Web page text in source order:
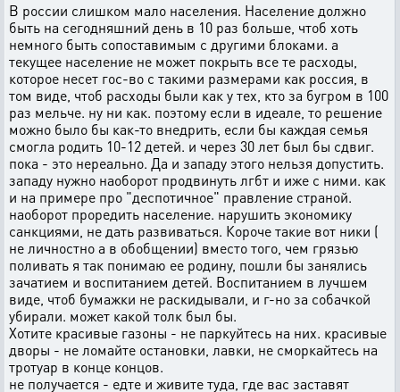
В россии слишком мало населения. Население должно
быть на сегодняшний день в 10 раз больше, чтоб хоть
немного быть сопоставимым с другими блоками. а
текущее население не может покрыть все те расходы,
которое несет гос-во с такими размерами как россия, в
том виде, чтоб расходы были как у тех, кто за бугром в 100
раз мельче. ну ни как. поэтому если в идеале, то решение
можно было бы как-то внедрить, если бы каждая семья
смогла родить 10-12 детей. и через 30 лет был бы сдвиг.
пока - это нереально. Да и западу этого нельзя допустить.
западу нужно наоборот продвинуть лгбт и иже с ними. как
и на примере про "деспотичное" правление страной.
наоборот проредить население. нарушить экономику
санкциями, не дать развиваться. Короче такие вот ники (
не личностно а в обобщении) вместо того, чем грязью
поливать я так понимаю ее родину, пошли бы занялись
зачатием и воспитанием детей. Воспитанием в лучшем
виде, чтоб бумажки не раскидывали, и г-но за собачкой
убирали. может какой толк был бы.
Хотите красивые газоны - не паркуйтесь на них. красивые
дворы - не ломайте остановки, лавки, не сморкайтесь на
тротуар в конце концов.
не получается - едте и живите туда, где вас заставят